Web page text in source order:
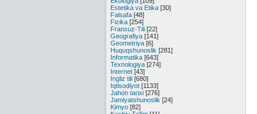
Estetika va Etika [30]
Falsafa [48]
Fizika [254]
Fransuz-Tili [22]
Geografiya [141]
Geometriya [6]
Huquqshunoslik [281]
Informatika [643]
Texnologiya [274]
Internet [43]
Ingliz tili [680]
Iqtisodiyot [1133]
Jahon tarixi [276]
Jamiyatshunoslik [24]
Kimyo [82]